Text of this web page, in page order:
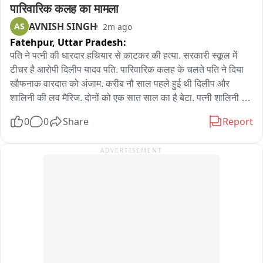
अब बुंदेलखंड एक्सप्रेस वे से नही जाएगा अली अहमद का काफिला,
झांसी कानपुर हाइवे से होता हुआ प्रयागराज पहुँचेगा अली,
जालौन जिले की पुलिस की काली कलर की स्कार्पियो भी साथ में हुई शामिल,
अपने छोटे भाई अबान के जनाजे में शामिल होने के लिए झांसी जेल से पैरोल
पारिवारिक कलह का मामला
AS AVNISH SINGH 2m ago
Fatehpur, Uttar Pradesh:
पति ने पत्नी की धारदार हथियार से काटकर की हत्या. सरकारी स्कूल में
टीचर है आरोपी दिलीप यादव पति. पारिवारिक कलह के चलते पति ने दिया
खौफनाक वारदात को अंजाम. करीब नौ साल पहले हुई थी दिलीप और
शालिनी की लव मैरिज. दोनों को एक सात साल का है बेटा. पत्नी शालिनी से
जुटी पुलिस. सदर कोतवाली क्षेत्र के 50 नंबर पुल शादीपुर की घटना
0 0 Share Report
ADVERTISEMENT